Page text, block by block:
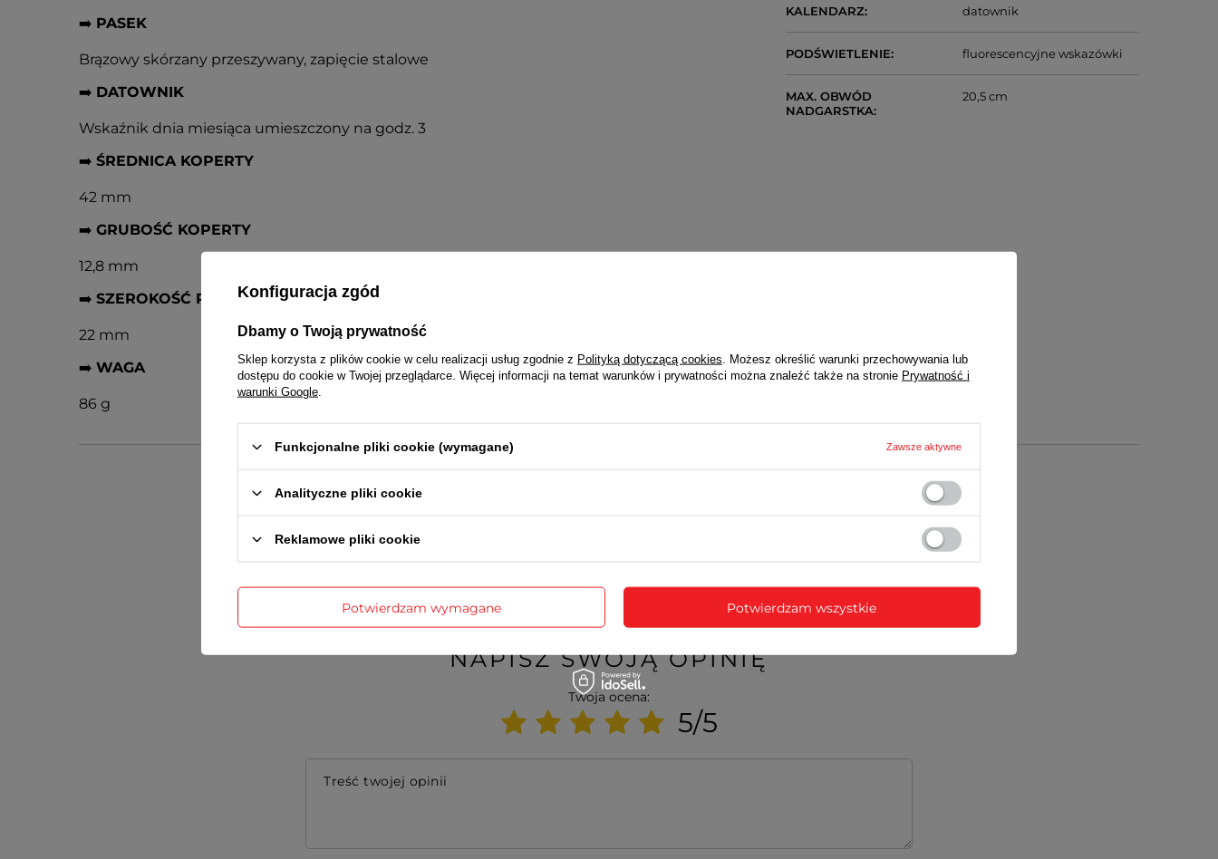
➡️ PASEK
Brązowy skórzany przeszywany, zapięcie stalowe
➡️ DATOWNIK
Wskaźnik dnia miesiąca umieszczony na godz. 3
➡️ ŚREDNICA KOPERTY
42 mm
➡️ GRUBOŚĆ KOPERTY
12,8 mm
➡️ SZEROKOŚĆ PASKA PRZY KOPERCIE
22 mm
➡️ WAGA
86 g
KALENDARZ datownik
PODŚWIETLENIE fluorescencyjne wskazówki
MAX. OBWÓD
NADGARSTKA
20,5 cm
Gwarancja realizowana jest na podstawie dowodu zakupu przez serwis producenta lub za
NAPISZ SWOJĄ OPINIĘ
Twoja ocena:
5/5
Treść twojej opinii
Konfiguracja zgód
Dbamy o Twoją prywatność
Sklep korzysta z plików cookie w celu realizacji usług zgodnie z Polityką dotyczącą cookies . Możesz określić warunki przechowywania lub
dostępu do cookie w Twojej przeglądarce. Więcej informacji na temat warunków i prywatności można znaleźć także na stronie Prywatność i
warunki Google
Funkcjonalne pliki cookie (wymagane) Zawsze aktywne
Analityczne pliki cookie
Reklamowe pliki cookie
Potwierdzam wymagane Potwierdzam wszystkie